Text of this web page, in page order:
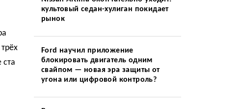
культовый седан-хулиган покидает
рынок
Ford научил приложение
блокировать двигатель одним
свайпом — новая эра защиты от
угона или цифровой контроль?